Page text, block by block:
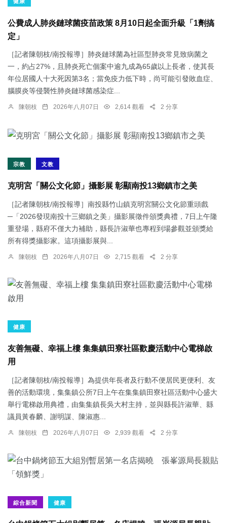
公費成人肺炎鏈球菌疫苗政策 8月10日起全面升級「1劑搞
定」
［記者陳朝枝/南投報導］肺炎鏈球菌為社區型肺炎常見致病菌之
一，約占27%，且肺炎死亡個案中逾九成為65歲以上長者，使其長
年位居國人十大死因第3名；當免疫力低下時，尚可能引發敗血症、
腦膜炎等侵襲性肺炎鏈球菌感染症...
陳朝枝 2026年八月07日 2,614 觀看 2 分享
宗教 文教
克明宮「關公文化節」攝影展 彰顯南投13鄉鎮市之美
［記者陳朝枝/南投報導］南投縣竹山鎮克明宮關公文化節重頭戲
─「2026發現南投十三鄉鎮之美」攝影展徵件頒獎典禮，7日上午隆
重登場，縣府不僅大力補助，縣長許淑華也專程到場參觀並頒獎給
所有得獎攝影家。這項攝影展與...
陳朝枝 2026年八月07日 2,715 觀看 2 分享
健康
友善無礙、幸福上樓 集集鎮田寮社區歡慶活動中心電梯啟
用
［記者陳朝枝/南投報導］為提供年長者及行動不便居民更便利、友
善的活動環境，集集鎮公所7日上午在集集鎮田寮社區活動中心盛大
舉行電梯啟用典禮，由集集鎮長吳大村主持，並與縣長許淑華、縣
議員黃春麟、謝明謀、陳淑惠...
陳朝枝 2026年八月07日 2,939 觀看 2 分享
綜合新聞 健康